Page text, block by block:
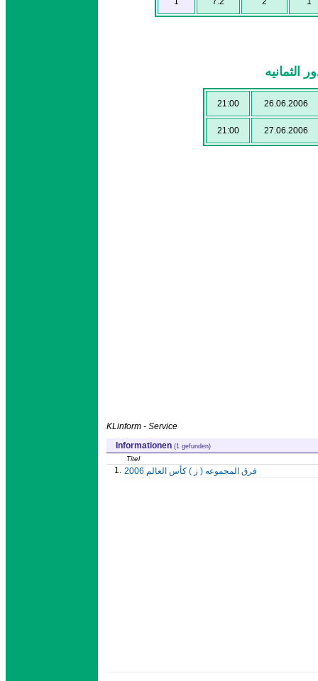
الثمانيه
21:00 26.06.2006
21:00 27.06.2006
KLinform - Service
Informationen (1 gefunden)
Titel
1. فرق المجموعه ( ز ) كأس العالم 2006